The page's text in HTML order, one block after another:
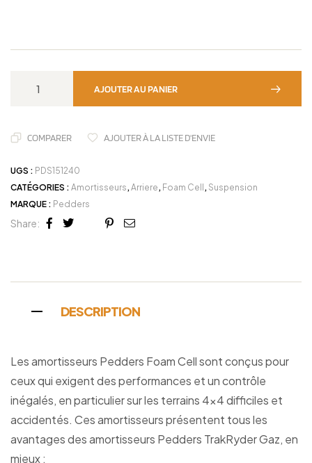
AJOUTER AU PANIER
COMPARER AJOUTER À LA LISTE D'ENVIE
UGS : PDS151240
CATÉGORIES : Amortisseurs,Arriere, Foam Cell , Suspension
MARQUE : Pedders
Share:
Facebook
TwitterLinkedin
Google+
Pinterest
Email
DESCRIPTION
Les amortisseurs Pedders Foam Cell sont conçus pour
ceux qui exigent des performances et un contrôle
inégalés, en particulier sur les terrains 4×4 difficiles et
accidentés. Ces amortisseurs présentent tous les
avantages des amortisseurs Pedders TrakRyder Gaz, en
mieux :